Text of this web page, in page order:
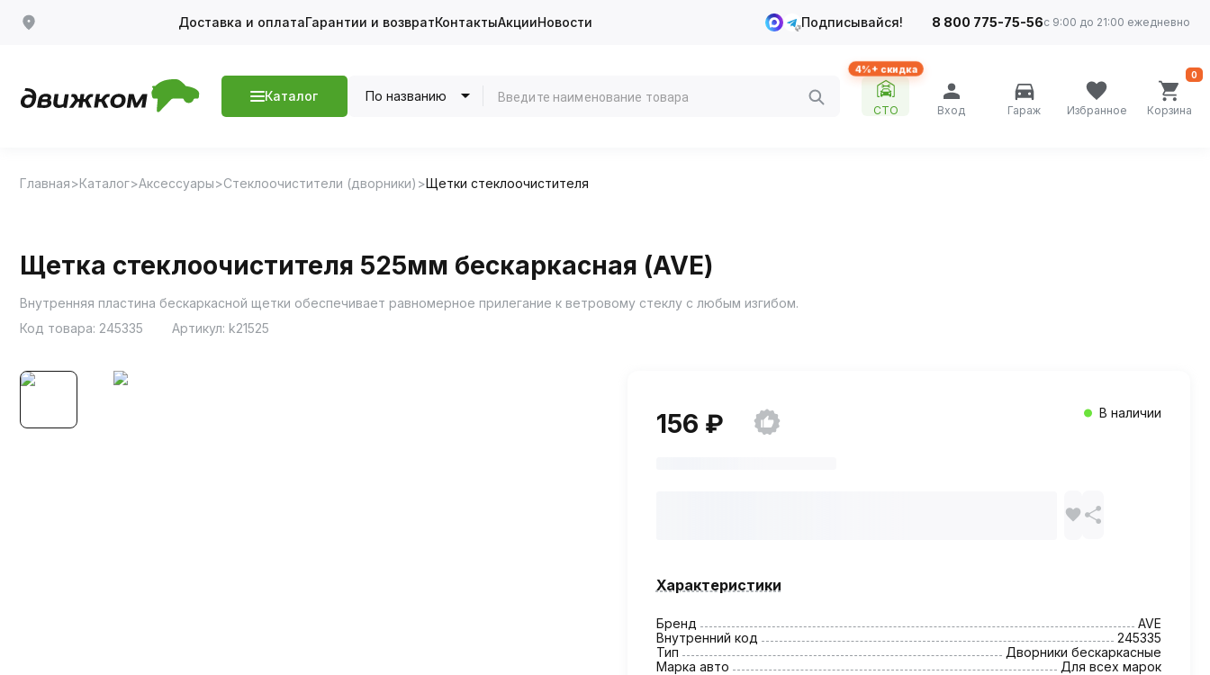
Доставка и оплатаГарантии и возвратКонтактыАкцииНовости Подписывайся! 8 800 775-75-56с 9:00 до 21:00 ежедневно
Каталог По названию
4%+ скидка
СТО Вход Гараж Избранное Корзина
0
Главная Каталог Аксессуары Стеклоочистители (дворники) Щетки стеклоочистителя
Щетка стеклоочистителя 525мм бескаркасная (AVE)
Внутренняя пластина бескаркасной щетки обеспечивает равномерное прилегание к ветровому стеклу с любым изгибом.
Код товара: 245335 Артикул: k21525
156 ₽ В наличии
Характеристики
Бренд
AVE
Внутренний код
245335
Тип
Дворники бескаркасные
Марка авто
Для всех марок